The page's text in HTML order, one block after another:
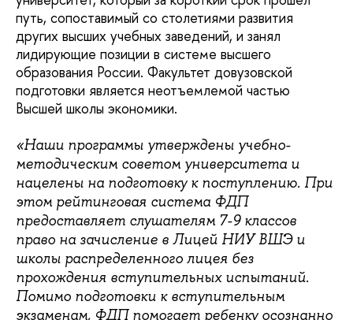
путь, сопоставимый со столетиями развития
других высших учебных заведений, и занял
лидирующие позиции в системе высшего
образования России. Факультет довузовской
подготовки является неотъемлемой частью
Высшей школы экономики.
«Наши программы утверждены учебно-
методическим советом университета и
нацелены на подготовку к поступлению. При
этом рейтинговая система ФДП
предоставляет слушателям 7-9 классов
право на зачисление в Лицей НИУ ВШЭ и
школы распределенного лицея без
прохождения вступительных испытаний.
Помимо подготовки к вступительным
экзаменам, ФДП помогает ребенку осознанно